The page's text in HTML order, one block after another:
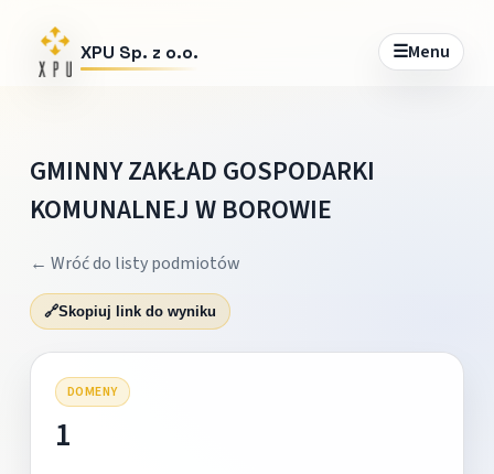
XPU Sp. z o.o. ☰Menu
GMINNY ZAKŁAD GOSPODARKI
KOMUNALNEJ W BOROWIE
← Wróć do listy podmiotów
🔗Skopiuj link do wyniku
DOMENY
1